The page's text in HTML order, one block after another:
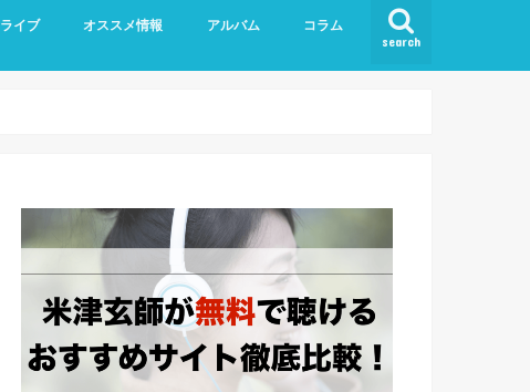
search
ライブ オススメ情報 アルバム コラム